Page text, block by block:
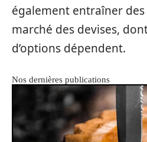
également entraîner
marché des devises,
d’options dépendent.
Nos dernières publications